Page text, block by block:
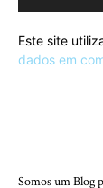
Este site
dados em
Somos um Blog